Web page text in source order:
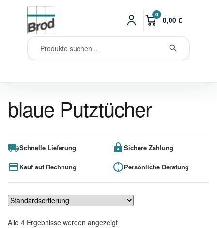
0
0,00 €
blaue Putztücher
Schnelle Lieferung Sichere Zahlung
Kauf auf Rechnung Persönliche Beratung
Alle 4 Ergebnisse werden angezeigt